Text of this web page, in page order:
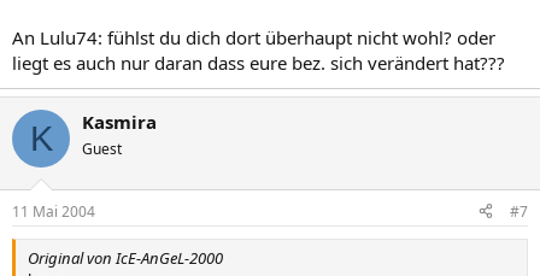
An Lulu74: fühlst du dich dort überhaupt nicht wohl? oder
liegt es auch nur daran dass eure bez. sich verändert hat???
K Kasmira
Guest
11 Mai 2004 #7
Original von IcE-AnGeL-2000